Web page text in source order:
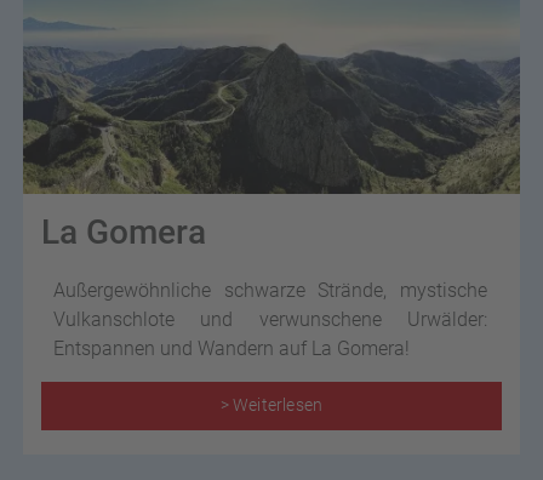
La Gomera
Außergewöhnliche schwarze Strände, mystische
Vulkanschlote und verwunschene Urwälder:
Entspannen und Wandern auf La Gomera!
> Weiterlesen